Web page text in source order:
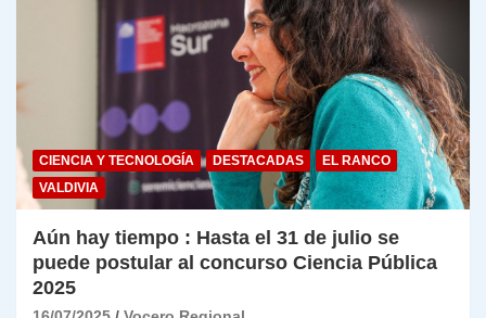
CIENCIA Y TECNOLOGÍA DESTACADAS
EL RANCO
VALDIVIA
Aún hay tiempo : Hasta el 31 de julio se
puede postular al concurso Ciencia Pública
2025